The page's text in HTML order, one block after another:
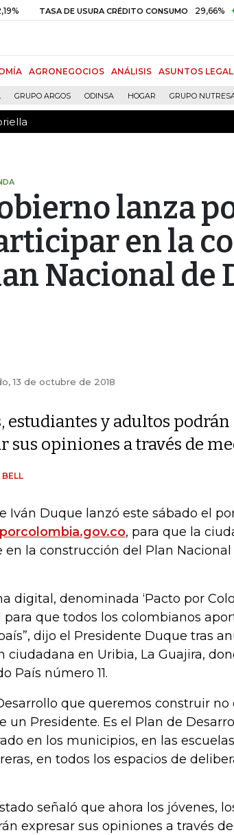
TASA DE USURA CRÉDITO CONSUMO 29,66% +0,87%
AGRONEGOCIOS ANÁLISIS ASUNTOS
GRUPO ARGOS ODINSA HOGAR GRUPO
lanza
en la
Nacional de
13 de octubre de 2018
estudiantes y adultos podrán
sus opiniones a través de
Iván Duque lanzó este sábado el
, para que la
la construcción del Plan Nacional
digital, denominada ‘Pacto por
que todos los colombianos
dijo el Presidente Duque tras
ciudadana en Uribia, La Guajira,
País número 11.
que queremos construir no
un Presidente. Es el Plan de
en los municipios, en las
en todos los espacios de
señaló que ahora los jóvenes,
expresar sus opiniones a través